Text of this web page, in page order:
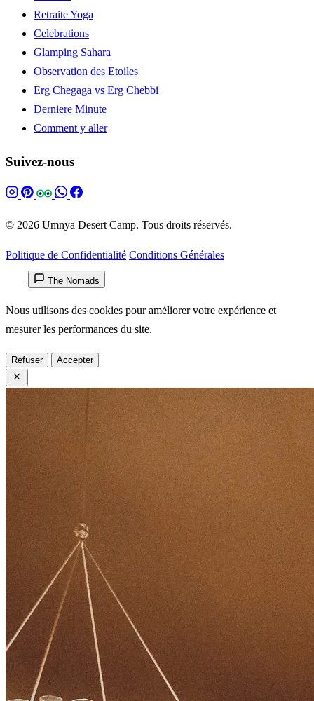
Retraite Yoga
Celebrations
Glamping Sahara
Observation des Etoiles
Erg Chegaga vs Erg Chebbi
Derniere Minute
Comment y aller
Suivez-nous
© 2026 Umnya Desert Camp. Tous droits réservés.
Politique de Confidentialité Conditions Générales
The Nomads
Nous utilisons des cookies pour améliorer votre expérience et
mesurer les performances du site.
Refuser Accepter